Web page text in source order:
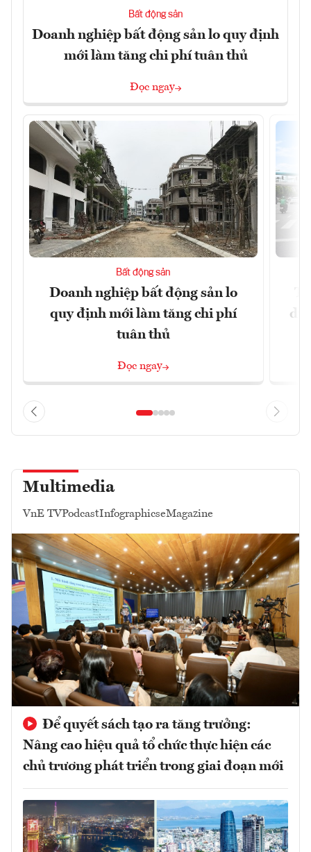
Bất động sản
Doanh nghiệp bất động sản lo quy định
mới làm tăng chi phí tuân thủ
Đọc ngay
Bất động sản
Doanh nghiệp bất động sản lo
quy định mới làm tăng chi phí
tuân thủ
Đọc ngay
Multimedia
VnE TVPodcastInfographicseMagazine
Để quyết sách tạo ra tăng trưởng:
Nâng cao hiệu quả tổ chức thực hiện các
chủ trương phát triển trong giai đoạn mới